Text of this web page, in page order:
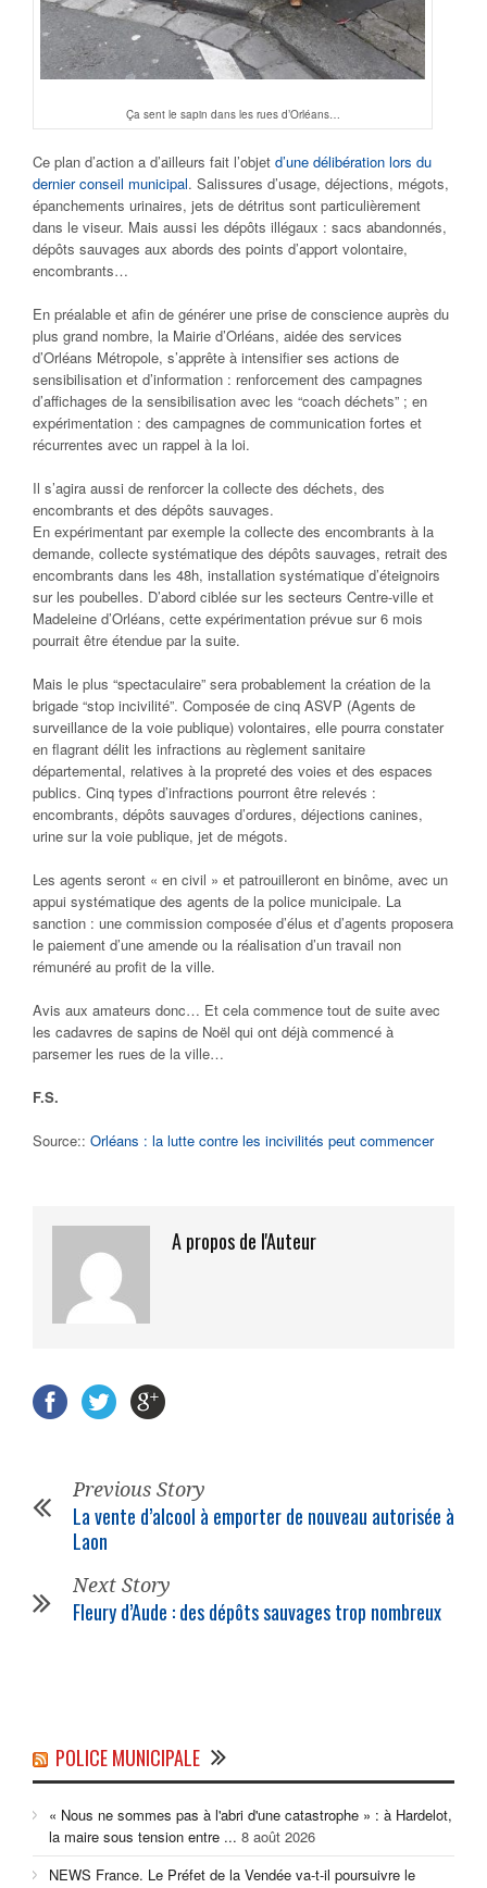
Ça sent le sapin dans les rues d’Orléans…
Ce plan d’action a d’ailleurs fait l’objet d’une délibération lors du
dernier conseil municipal. Salissures d’usage, déjections, mégots,
épanchements urinaires, jets de détritus sont particulièrement
dans le viseur. Mais aussi les dépôts illégaux : sacs abandonnés,
dépôts sauvages aux abords des points d’apport volontaire,
encombrants…
En préalable et afin de générer une prise de conscience auprès du
plus grand nombre, la Mairie d’Orléans, aidée des services
d’Orléans Métropole, s’apprête à intensifier ses actions de
sensibilisation et d’information : renforcement des campagnes
d’affichages de la sensibilisation avec les “coach déchets” ; en
expérimentation : des campagnes de communication fortes et
récurrentes avec un rappel à la loi.
Il s’agira aussi de renforcer la collecte des déchets, des
encombrants et des dépôts sauvages.
En expérimentant par exemple la collecte des encombrants à la
demande, collecte systématique des dépôts sauvages, retrait des
encombrants dans les 48h, installation systématique d’éteignoirs
sur les poubelles. D’abord ciblée sur les secteurs Centre-ville et
Madeleine d’Orléans, cette expérimentation prévue sur 6 mois
pourrait être étendue par la suite.
Mais le plus “spectaculaire” sera probablement la création de la
brigade “stop incivilité”. Composée de cinq ASVP (Agents de
surveillance de la voie publique) volontaires, elle pourra constater
en flagrant délit les infractions au règlement sanitaire
départemental, relatives à la propreté des voies et des espaces
publics. Cinq types d’infractions pourront être relevés :
encombrants, dépôts sauvages d’ordures, déjections canines,
urine sur la voie publique, jet de mégots.
Les agents seront « en civil » et patrouilleront en binôme, avec un
appui systématique des agents de la police municipale. La
sanction : une commission composée d’élus et d’agents proposera
le paiement d’une amende ou la réalisation d’un travail non
rémunéré au profit de la ville.
Avis aux amateurs donc… Et cela commence tout de suite avec
les cadavres de sapins de Noël qui ont déjà commencé à
parsemer les rues de la ville…
F.S.
Source:: Orléans : la lutte contre les incivilités peut commencer
A propos de l'Auteur
Previous Story
La vente d’alcool à emporter de nouveau autorisée à
Laon
Next Story
Fleury d’Aude : des dépôts sauvages trop nombreux
POLICE MUNICIPALE
« Nous ne sommes pas à l'abri d'une catastrophe » : à Hardelot,
la maire sous tension entre ... 8 août 2026
NEWS France. Le Préfet de la Vendée va-t-il poursuivre le